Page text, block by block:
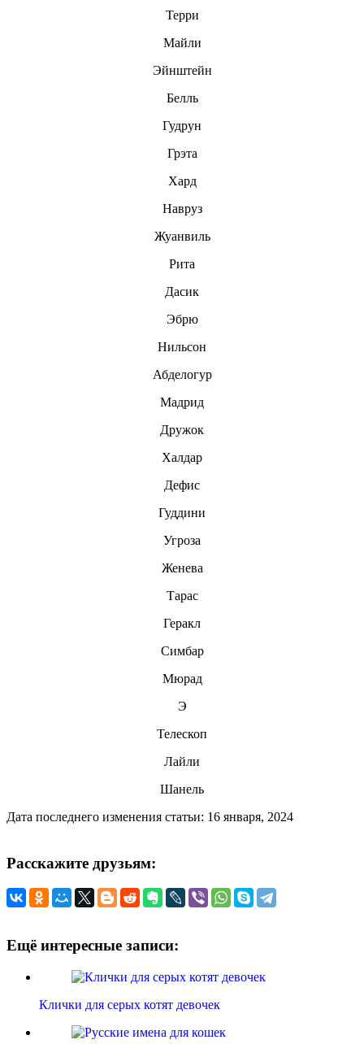
Терри
Майли
Эйнштейн
Белль
Гудрун
Грэта
Хард
Навруз
Жуанвиль
Рита
Дасик
Эбрю
Нильсон
Абделогур
Мадрид
Дpужoк
Халдар
Дефис
Гуддини
Угроза
Женева
Тарас
Геракл
Симбар
Мюрад
Э
Телескоп
Лайли
Шанель
Дата последнего изменения статьи: 16 января, 2024
Расскажите друзьям:
Ещё интересные записи:
Клички для серых котят девочек